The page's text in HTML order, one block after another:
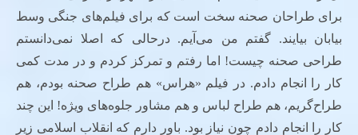
برای طراحان صحنه سخت است که برای فیلم‌های جنگی وسط
بیابان بیایند. گفتم من می‌آیم. درحالی که اصلا نمی‌دانستم
طراحی صحنه چیست! اما رفتم و تمرکز کردم و در مدت کمی
کار را انجام دادم. در فیلم «هراس» هم طراح صحنه بودم، هم
طراح‌گریم، هم طراح لباس و هم مشاور جلوه‌های ویژه! این چند
کار را انجام دادم چون نیاز بود. باور دارم که انقلاب اسلامی زیر